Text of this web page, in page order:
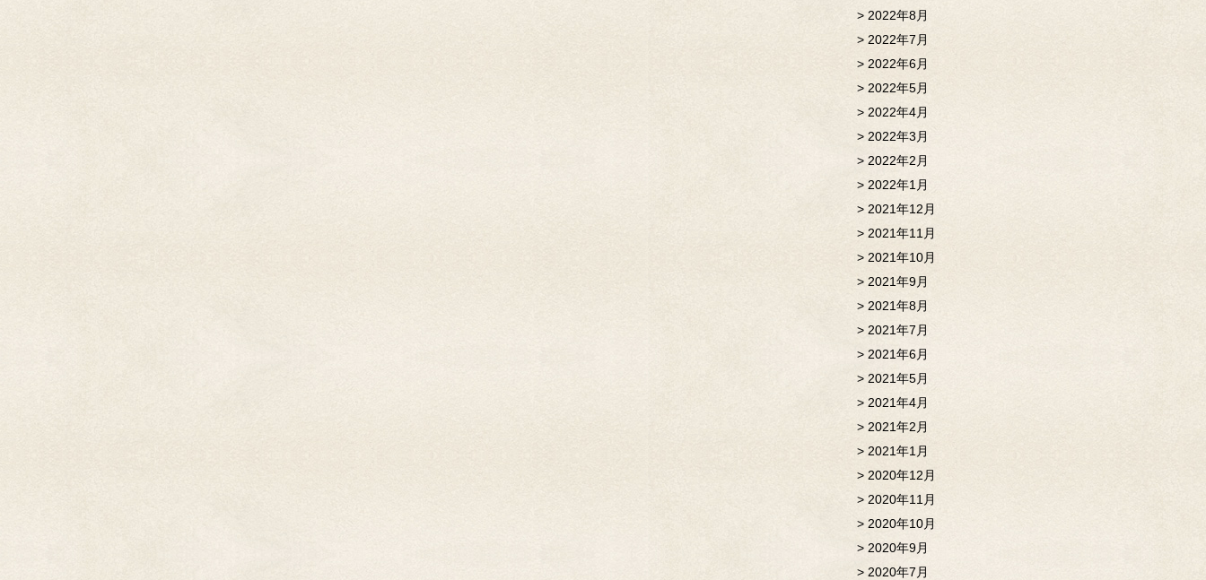
2022年8月
2022年7月
2022年6月
2022年5月
2022年4月
2022年3月
2022年2月
2022年1月
2021年12月
2021年11月
2021年10月
2021年9月
2021年8月
2021年7月
2021年6月
2021年5月
2021年4月
2021年2月
2021年1月
2020年12月
2020年11月
2020年10月
2020年9月
2020年7月